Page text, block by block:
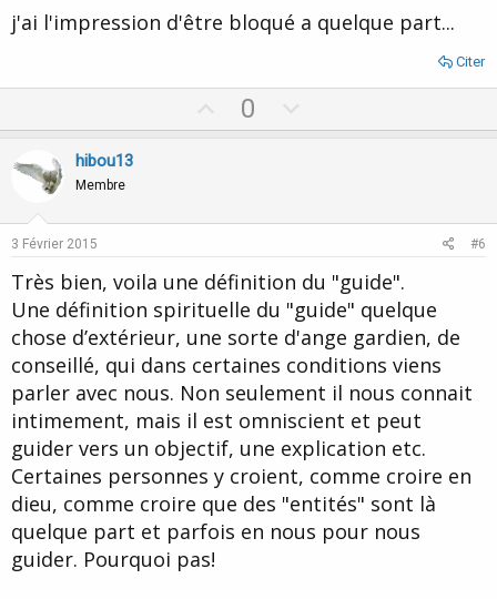
j'ai l'impression d'être bloqué a quelque part...
Citer
p
0
o
t
e
hibou13
Membre
3 Février 2015 #6
Très bien, voila une définition du "guide".
Une définition spirituelle du "guide" quelque
chose d’extérieur, une sorte d'ange gardien, de
conseillé, qui dans certaines conditions viens
parler avec nous. Non seulement il nous connait
intimement, mais il est omniscient et peut
guider vers un objectif, une explication etc.
Certaines personnes y croient, comme croire en
dieu, comme croire que des "entités" sont là
quelque part et parfois en nous pour nous
guider. Pourquoi pas!